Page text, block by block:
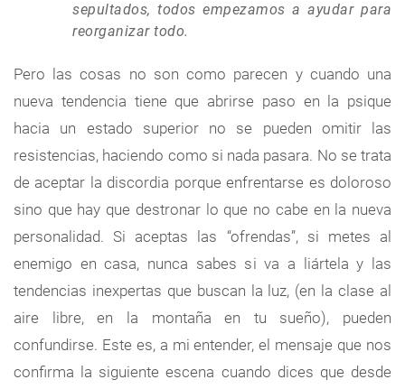
sepultados, todos empezamos a ayudar para
reorganizar todo.
Pero las cosas no son como parecen y cuando una
nueva tendencia tiene que abrirse paso en la psique
hacia un estado superior no se pueden omitir las
resistencias, haciendo como si nada pasara. No se trata
de aceptar la discordia porque enfrentarse es doloroso
sino que hay que destronar lo que no cabe en la nueva
personalidad. Si aceptas las “ofrendas”, si metes al
enemigo en casa, nunca sabes si va a liártela y las
tendencias inexpertas que buscan la luz, (en la clase al
aire libre, en la montaña en tu sueño), pueden
confundirse. Este es, a mi entender, el mensaje que nos
confirma la siguiente escena cuando dices que desde